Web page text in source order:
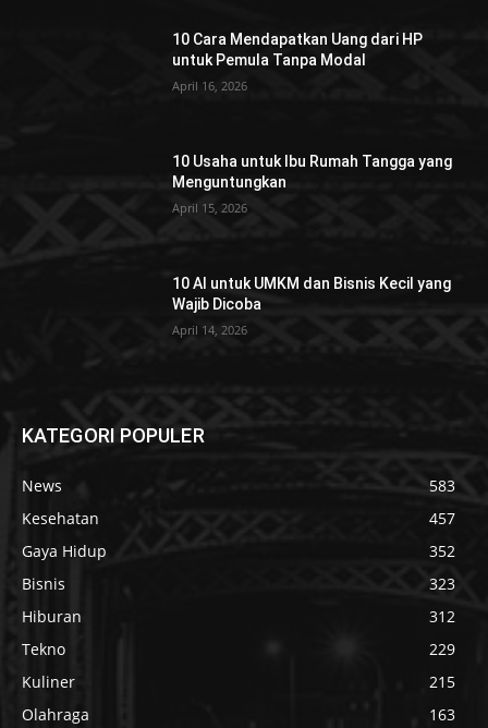
10 Cara Mendapatkan Uang dari HP
untuk Pemula Tanpa Modal
April 16, 2026
10 Usaha untuk Ibu Rumah Tangga yang
Menguntungkan
April 15, 2026
10 AI untuk UMKM dan Bisnis Kecil yang
Wajib Dicoba
April 14, 2026
KATEGORI POPULER
News
583
Kesehatan
457
Gaya Hidup
352
Bisnis
323
Hiburan
312
Tekno
229
Kuliner
215
Olahraga
163